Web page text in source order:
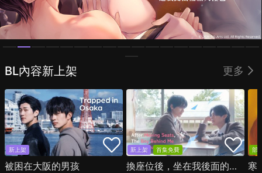
BL內容新上架 更多
新上架
被困在大阪的男孩
新上架 首集免費
換座位後，坐在我後面的男生好像喜歡我
部
寒